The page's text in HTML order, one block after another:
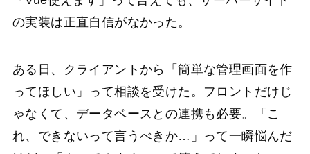
の実装は正直自信がなかった。
ある日、クライアントから「簡単な管理画面を作
ってほしい」って相談を受けた。フロントだけじ
ゃなくて、データベースとの連携も必要。「こ
れ、できないって言うべきか…」って一瞬悩んだ